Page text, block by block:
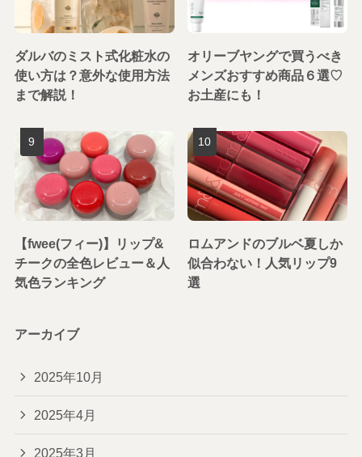
ダルバのミスト式化粧水の
使い方は？意外な使用方法
まで解説！
オリーブヤングで買うべき
メンズおすすめ商品６選♡
お土産にも！
【fwee(フィー)】リップ&
チークの全色レビュー＆人
気色ランキング
ロムアンドのブルベ夏しか
似合わない！人気リップ9
選
アーカイブ
2025年10月
2025年4月
2025年3月